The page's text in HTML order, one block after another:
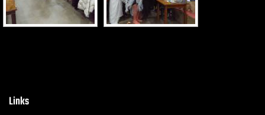
Links